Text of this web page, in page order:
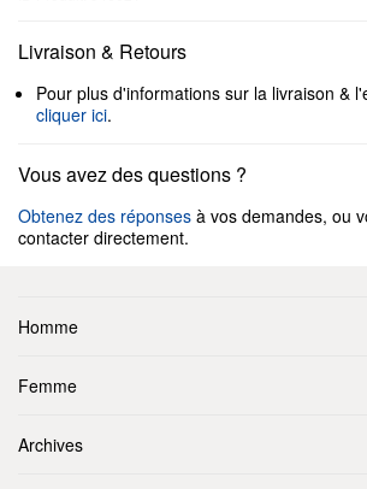
Livraison & Retours
Pour plus d'informations sur la livraison &
cliquer ici.
Vous avez des questions ?
Obtenez des réponses à vos demandes, ou
contacter directement.
Homme
Femme
Archives